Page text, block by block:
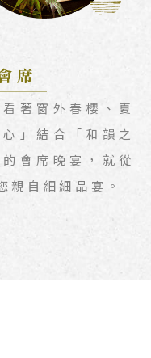
著窗外春櫻、夏
」結合「和韻之
會席晚宴，就從
親自細細品宴。